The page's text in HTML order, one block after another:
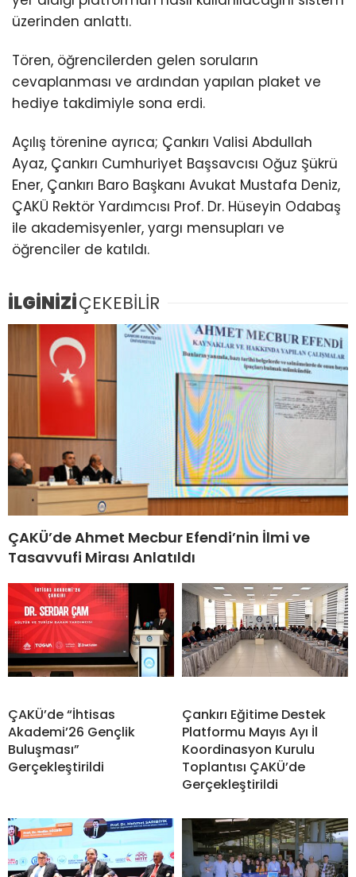
üzerinden anlattı.
Tören, öğrencilerden gelen soruların
cevaplanması ve ardından yapılan plaket ve
hediye takdimiyle sona erdi.
Açılış törenine ayrıca; Çankırı Valisi Abdullah
Ayaz, Çankırı Cumhuriyet Başsavcısı Oğuz Şükrü
Ener, Çankırı Baro Başkanı Avukat Mustafa Deniz,
ÇAKÜ Rektör Yardımcısı Prof. Dr. Hüseyin Odabaş
ile akademisyenler, yargı mensupları ve
öğrenciler de katıldı.
İLGİNİZİÇEKEBİLİR
ÇAKÜ’de Ahmet Mecbur Efendi’nin İlmi ve
Tasavvufi Mirası Anlatıldı
ÇAKÜ’de “İhtisas
Akademi’26 Gençlik
Buluşması”
Gerçekleştirildi
Çankırı Eğitime Destek
Platformu Mayıs Ayı İl
Koordinasyon Kurulu
Toplantısı ÇAKÜ’de
Gerçekleştirildi